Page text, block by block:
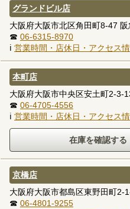
グランドビル店
大阪府大阪市北区角田町8-47
☎ 06-6315-8970
ℹ 営業時間・店休日・アクセス
本町店
大阪府大阪市中央区安土町2-3-
☎ 06-4705-4556
ℹ 営業時間・店休日・アクセス
京橋店
大阪府大阪市都島区東野田町2-
☎ 06-4801-9255